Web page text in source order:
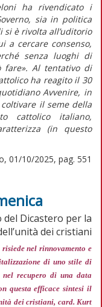
ha rivendicato i
sia in politica
è rivolta all’uditorio
a cercare consenso,
senza luoghi di
Al tentativo di
ha reagito il 30
Avvenire, in
il seme della
cattolico italiano,
(inquesto
01/10/2025, pag. 551
Dicastero per la
dei cristiani
nel rinnovamento e
di uno stile di
recupero di una data
questa efficace sintesi il
dei cristiani, card. Kurt